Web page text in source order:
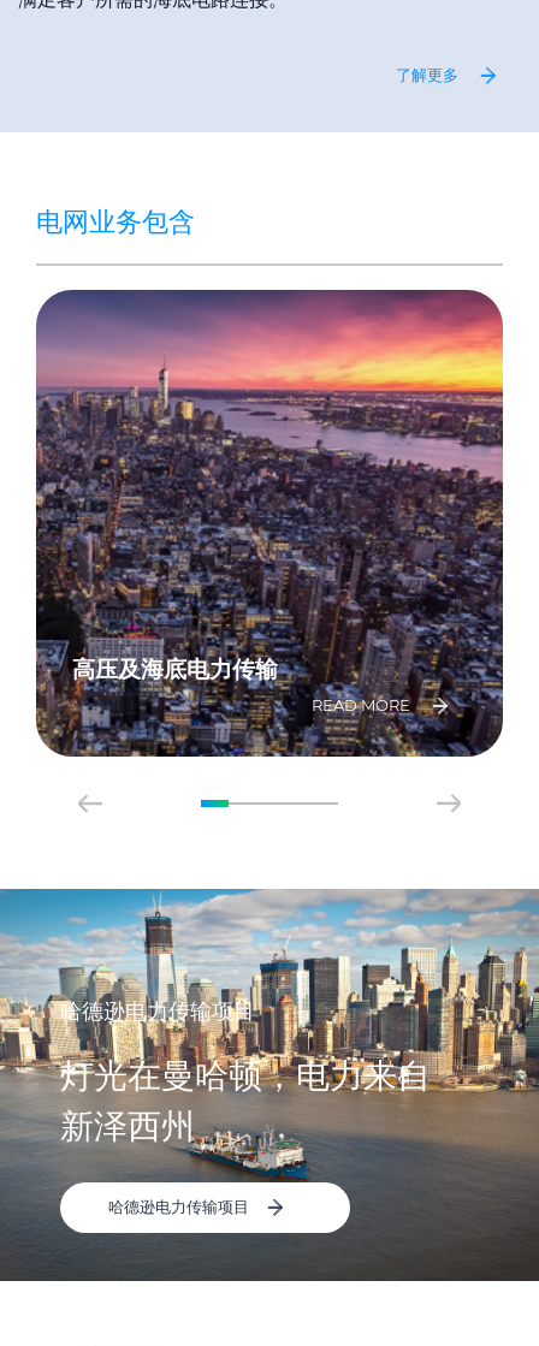
了解更多
电网业务包含
高压及海底电力传输
READ MORE
哈德逊电力传输项目
灯光在曼哈顿，电力来自
新泽西州
哈德逊电力传输项目